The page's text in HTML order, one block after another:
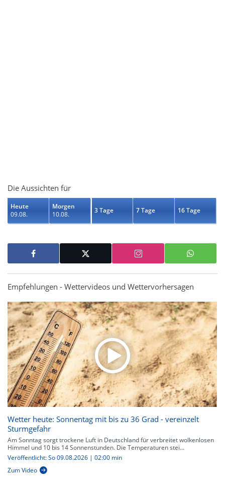
Die Aussichten für
Heute
09.08.
Morgen
10.08.
3 Tage 7 Tage 16 Tage
Empfehlungen - Wettervideos und Wettervorhersagen
Wetter heute: Sonnentag mit bis zu 36 Grad - vereinzelt
Sturmgefahr
Am Sonntag sorgt trockene Luft in Deutschland für verbreitet wolkenlosen
Himmel und 10 bis 14 Sonnenstunden. Die Temperaturen stei...
Veröffentlicht: So 09.08.2026 | 02:00 min
Zum Video